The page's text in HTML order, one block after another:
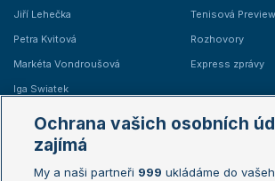
Jiří Lehečka
Petra Kvitová
Markéta Vondroušová
Iga Swiatek
Tenisová
Rozhovory
Express zprávy
Žebříčky
Žebříček ATP (muži)
Australian Open
Ochrana vašich osobních
zajímá
My a naši partneři 999 ukládáme do